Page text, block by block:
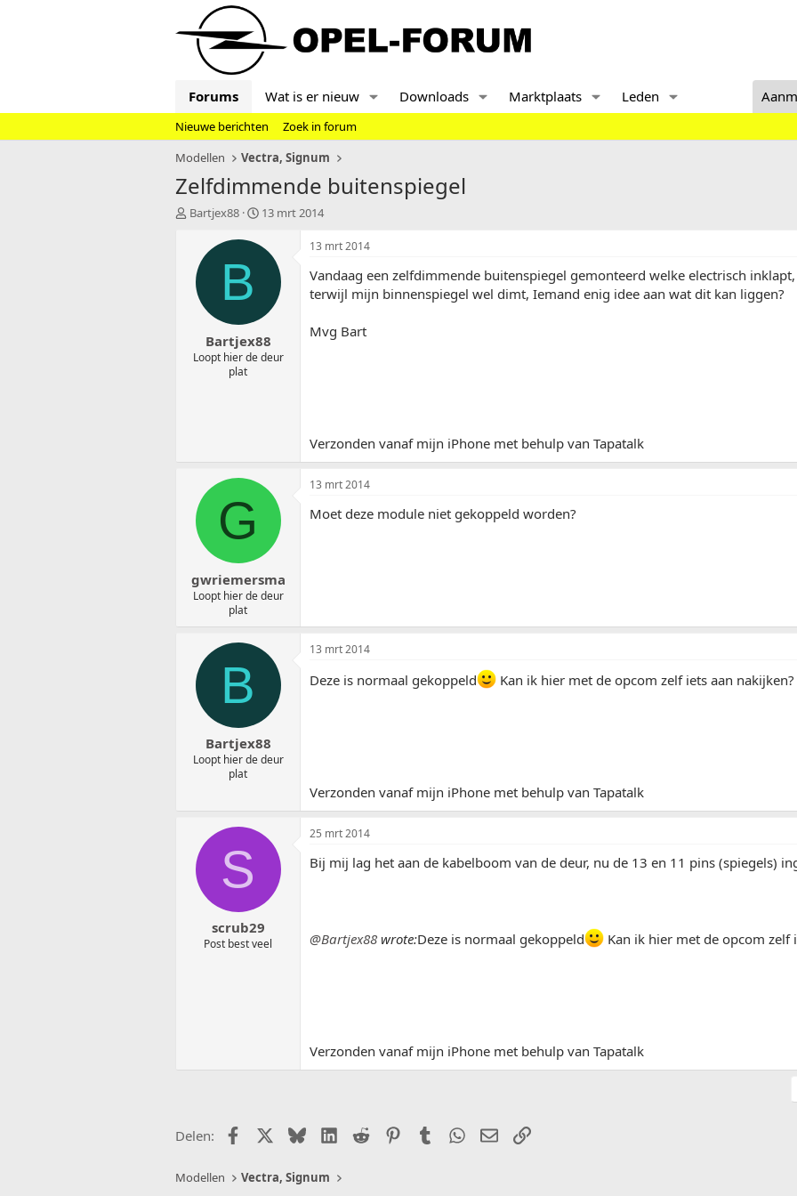
Forums Wat is er nieuw Downloads Marktplaats Leden
Nieuwe berichten
Zoek in forum
Modellen
Vectra, Signum
Zelfdimmende buitenspiegel
T
Bartjex88
S
a
u
m
13 mrt 2014
B
Bartjex88
Loopt hier de deur
plat
13 mrt 2014
Vandaag een zelfdimmende buitenspiegel gemonteerd welke electrisch
terwijl mijn binnenspiegel wel dimt, Iemand enig idee aan wat dit kan liggen?
Mvg Bart
Verzonden vanaf mijn iPhone met behulp van Tapatalk
G
gwriemersma
Loopt hier de deur
plat
13 mrt 2014
Moet deze module niet gekoppeld worden?
B
Bartjex88
Loopt hier de deur
plat
13 mrt 2014
Deze is normaal gekoppeld Kan ik hier met de opcom zelf iets aan nakijken?
Verzonden vanaf mijn iPhone met behulp van Tapatalk
S
scrub29
Post best veel
25 mrt 2014
Bij mij lag het aan de kabelboom van de deur, nu de 13 en 11 pins (spiegels)
@Bartjex88 wrote:Deze is normaal gekoppeld Kan ik hier met de opcom zelf
Verzonden vanaf mijn iPhone met behulp van Tapatalk
Delen: FacebookX (Twitter)
BlueskyLinkedIn
Reddit PinterestTumblr WhatsApp
E-mailLink
Modellen Vectra, Signum